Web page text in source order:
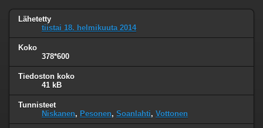
Lähetetty
tiistai 18. helmikuuta 2014
Koko
378*600
Tiedoston koko
41 kB
Tunnisteet
Niskanen, Pesonen, Soanlahti, Vottonen